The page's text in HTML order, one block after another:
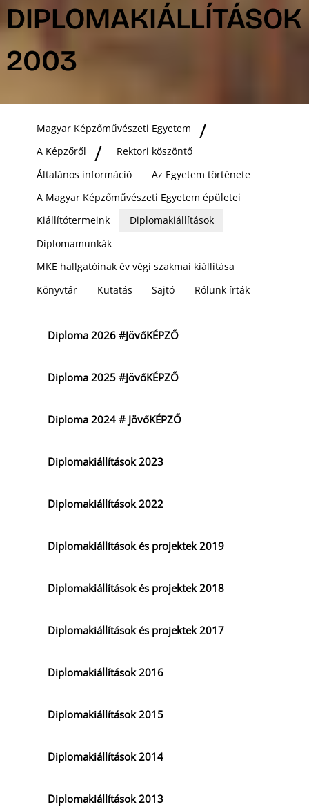
DIPLOMAKIÁLLÍTÁSOK
2003
Magyar Képzőművészeti Egyetem
A Képzőről
Rektori köszöntő
Általános információ
Az Egyetem története
A Magyar Képzőművészeti Egyetem épületei
Kiállítótermeink
Diplomakiállítások
Diplomamunkák
MKE hallgatóinak év végi szakmai kiállítása
Könyvtár
Kutatás Sajtó Rólunk írták
Diploma 2026 #JövőKÉPZŐ
Diploma 2025 #JövőKÉPZŐ
Diploma 2024 # JövőKÉPZŐ
Diplomakiállítások 2023
Diplomakiállítások 2022
Diplomakiállítások és projektek 2019
Diplomakiállítások és projektek 2018
Diplomakiállítások és projektek 2017
Diplomakiállítások 2016
Diplomakiállítások 2015
Diplomakiállítások 2014
Diplomakiállítások 2013